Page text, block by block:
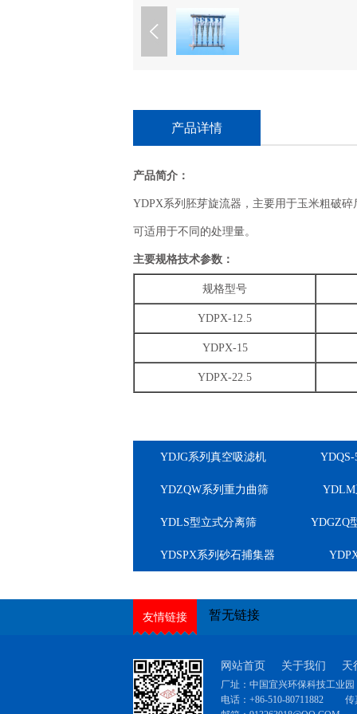
产品详情
产品简介：
YDPX系列胚芽旋流器，主要用于玉米粗破
可适用于不同的处理量。
主要规格技术参数：
规格型号
YDPX-12.5
YDPX-15
YDPX-22.5
YDJG系列真空吸滤机
YDZQW系列重力曲筛 YDLM
YDLS型立式分离筛 YDGZQ
YDSPX系列砂石捕集器
友情链接 暂无链接
网站首页 关于我们 天
厂址：中国宜兴环保科技工业
电话：+86-510-80711882
传